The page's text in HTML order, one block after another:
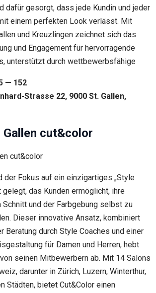
dafür gesorgt, dass jede Kundin und jeder
einem perfekten Look verlässt. Mit
und Kreuzlingen zeichnet sich das
und Engagement für hervorragende
unterstützt durch wettbewerbsfähige
— 152
Strasse 22, 9000 St. Gallen,
cut&color
der Fokus auf ein einzigartiges „Style
gelegt, das Kunden ermöglicht, ihre
Schnitt und der Farbgebung selbst zu
Dieser innovative Ansatz, kombiniert
durch Style Coaches und einer
für Damen und Herren, hebt
seinen Mitbewerbern ab. Mit 14 Salons
darunter in Zürich, Luzern, Winterthur,
Städten, bietet Cut&Color einen